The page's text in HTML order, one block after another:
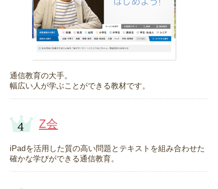
通信教育の大手。
幅広い人が学ぶことができる教材です。
Z会
iPadを活用した質の高い問題とテキストを組み合わせた
確かな学びができる通信教育。